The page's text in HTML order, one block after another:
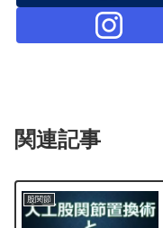
関連記事
股関節